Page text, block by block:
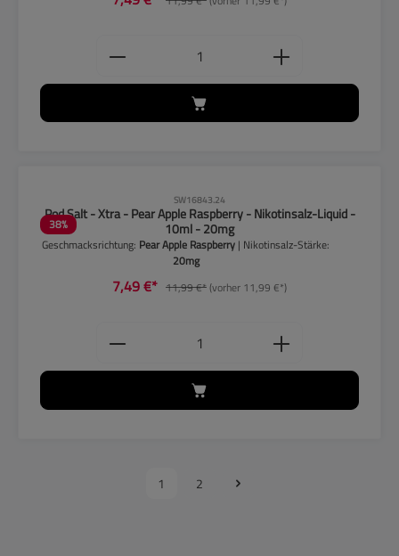
Produkt Anzahl: Gib den
38%
SW16843.24
Pod Salt - Xtra - Pear Apple Raspberry - Nikotinsalz-Liquid -
10ml - 20mg
Geschmacksrichtung: Pear Apple Raspberry | Nikotinsalz-Stärke:
20mg
7,49 €* 11,99 €*(vorher 11,99 €*)
Produkt Anzahl: Gib den
1 2